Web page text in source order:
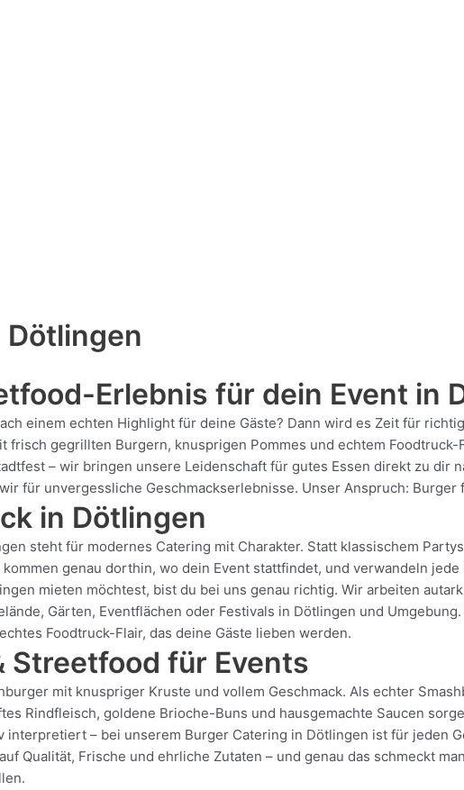
Dötlingen
Erlebnis für dein Event in
einem echten Highlight für deine Gäste? Dann wird es Zeit für
frisch gegrillten Burgern, knusprigen Pommes und echtem Foodtruck-
– wir bringen unsere Leidenschaft für gutes Essen direkt zu
für unvergessliche Geschmackserlebnisse. Unser Anspruch:
in Dötlingen
steht für modernes Catering mit Charakter. Statt klassischem
genau dorthin, wo dein Event stattfindet, und verwandeln
mieten möchtest, bist du bei uns genau richtig. Wir arbeiten
Gärten, Eventflächen oder Festivals in Dötlingen und
Foodtruck-Flair, das deine Gäste lieben werden.
Streetfood für Events
mit knuspriger Kruste und vollem Geschmack. Als echter
Rindfleisch, goldene Brioche-Buns und hausgemachte Saucen
interpretiert – bei unserem Burger Catering in Dötlingen ist für jeden
Qualität, Frische und ehrliche Zutaten – und genau das schmeckt